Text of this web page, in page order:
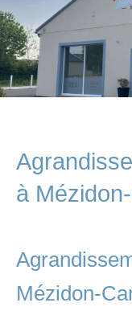
à
Mézidon-